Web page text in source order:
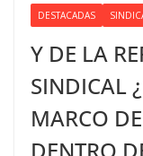
DESTACADAS
Y DE LA
SINDICAL
MARCO